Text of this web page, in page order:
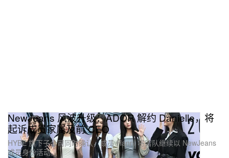
NewJeans 风波升级：ADOR 解约 Danielle，将
起诉成员家属及前 CEO
HYBE 旗下子公司同时确认，成员 Hanni 将留队继续以 NewJeans
成员身份活动。